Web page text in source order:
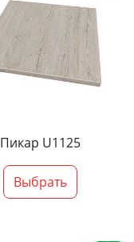
Пикар U1125
Выбрать